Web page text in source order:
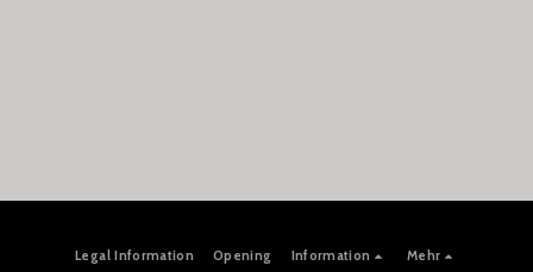
Legal Information Opening Information Mehr